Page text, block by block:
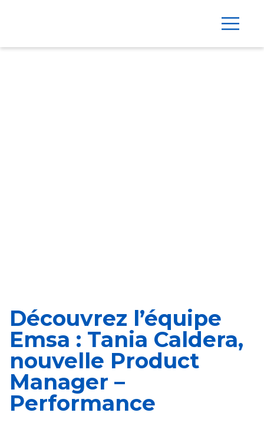
Découvrez l’équipe
Emsa : Tania Caldera,
nouvelle Product
Manager –
Performance